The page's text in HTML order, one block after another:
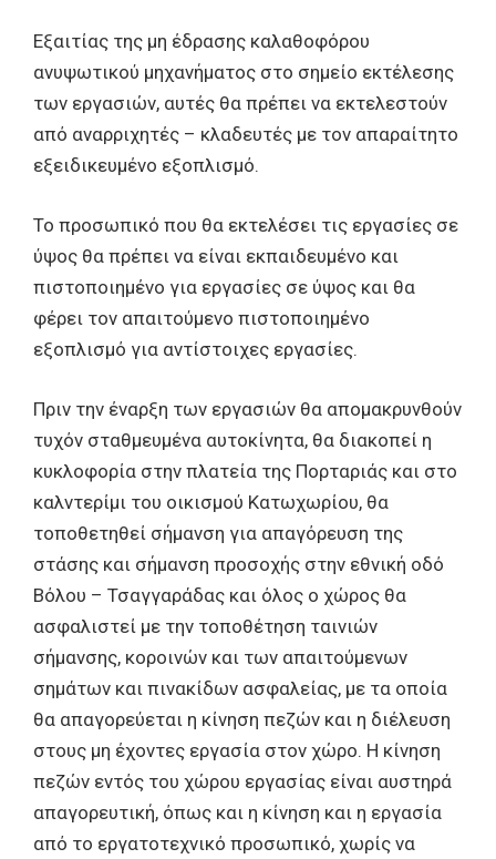
Εξαιτίας της μη έδρασης καλαθοφόρου
ανυψωτικού μηχανήματος στο σημείο εκτέλεσης
των εργασιών, αυτές θα πρέπει να εκτελεστούν
από αναρριχητές – κλαδευτές με τον απαραίτητο
εξειδικευμένο εξοπλισμό.
Το προσωπικό που θα εκτελέσει τις εργασίες σε
ύψος θα πρέπει να είναι εκπαιδευμένο και
πιστοποιημένο για εργασίες σε ύψος και θα
φέρει τον απαιτούμενο πιστοποιημένο
εξοπλισμό για αντίστοιχες εργασίες.
Πριν την έναρξη των εργασιών θα απομακρυνθούν
τυχόν σταθμευμένα αυτοκίνητα, θα διακοπεί η
κυκλοφορία στην πλατεία της Πορταριάς και στο
καλντερίμι του οικισμού Κατωχωρίου, θα
τοποθετηθεί σήμανση για απαγόρευση της
στάσης και σήμανση προσοχής στην εθνική οδό
Βόλου – Τσαγγαράδας και όλος ο χώρος θα
ασφαλιστεί με την τοποθέτηση ταινιών
σήμανσης, κοροινών και των απαιτούμενων
σημάτων και πινακίδων ασφαλείας, με τα οποία
θα απαγορεύεται η κίνηση πεζών και η διέλευση
στους μη έχοντες εργασία στον χώρο. Η κίνηση
πεζών εντός του χώρου εργασίας είναι αυστηρά
απαγορευτική, όπως και η κίνηση και η εργασία
από το εργατοτεχνικό προσωπικό, χωρίς να